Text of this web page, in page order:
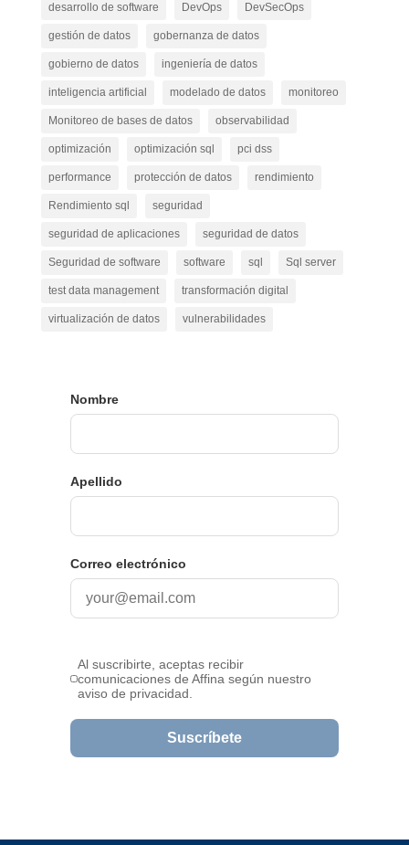
desarrollo de software DevOps DevSecOps
gestión de datos gobernanza de datos
gobierno de datos ingeniería de datos
inteligencia artificial modelado de datos monitoreo
Monitoreo de bases de datos observabilidad
optimización optimización sql pci dss
performance protección de datos rendimiento
Rendimiento sql seguridad
seguridad de aplicaciones seguridad de datos
Seguridad de software software sql Sql server
test data management transformación digital
virtualización de datos vulnerabilidades